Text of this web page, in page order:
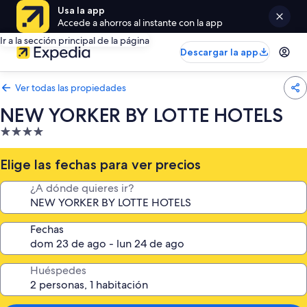
Usa la app
Accede a ahorros al instante con la app
Ir a la sección principal de la página
Descargar la app
Ver todas las propiedades
NEW YORKER BY LOTTE HOTELS
Propiedad
de
4.0
estrellas
Elige las fechas para ver precios
¿A dónde quieres ir?
Fechas
Huéspedes